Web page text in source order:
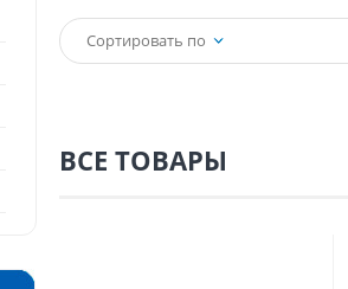
Сортировать по
ВСЕ ТОВАРЫ